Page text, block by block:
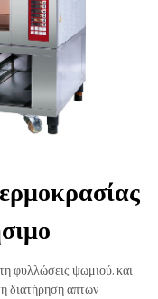
φυλλώσεις ψωμιού, και
διατήρηση απτων